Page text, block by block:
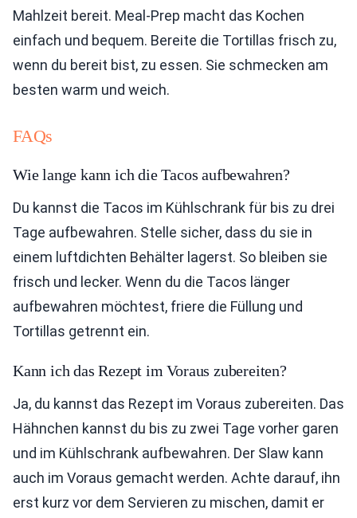
Mahlzeit bereit. Meal-Prep macht das Kochen
einfach und bequem. Bereite die Tortillas frisch zu,
wenn du bereit bist, zu essen. Sie schmecken am
besten warm und weich.
FAQs
Wie lange kann ich die Tacos aufbewahren?
Du kannst die Tacos im Kühlschrank für bis zu drei
Tage aufbewahren. Stelle sicher, dass du sie in
einem luftdichten Behälter lagerst. So bleiben sie
frisch und lecker. Wenn du die Tacos länger
aufbewahren möchtest, friere die Füllung und
Tortillas getrennt ein.
Kann ich das Rezept im Voraus zubereiten?
Ja, du kannst das Rezept im Voraus zubereiten. Das
Hähnchen kannst du bis zu zwei Tage vorher garen
und im Kühlschrank aufbewahren. Der Slaw kann
auch im Voraus gemacht werden. Achte darauf, ihn
erst kurz vor dem Servieren zu mischen, damit er